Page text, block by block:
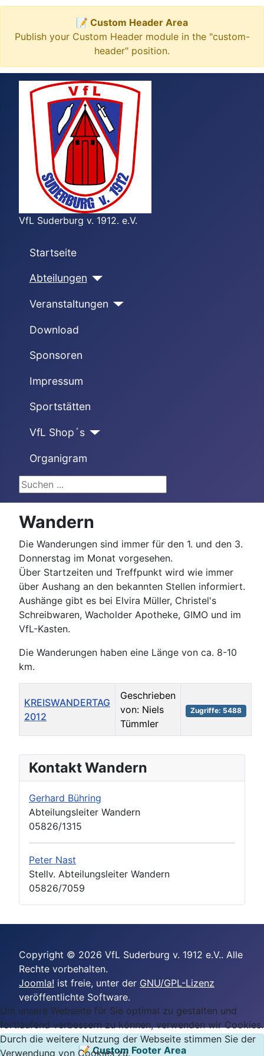
📝 Custom Header Area
Publish your Custom Header module in the "custom-
header" position.
VfL Suderburg v. 1912. e.V.
Startseite
Abteilungen
Veranstaltungen
Download
Sponsoren
Impressum
Sportstätten
VfL Shop´s
Organigram
Suchen ...
Kontakt Wandern
Gerhard Bühring
Abteilungsleiter Wandern
05826/1315
Peter Nast
Stellv. Abteilungsleiter Wandern
05826/7059
Wandern
Die Wanderungen sind immer für den 1. und den 3.
Donnerstag im Monat vorgesehen.
Über Startzeiten und Treffpunkt wird wie immer
über Aushang an den bekannten Stellen informiert.
Aushänge gibt es bei Elvira Müller, Christel's
Schreibwaren, Wacholder Apotheke, GIMO und im
VfL-Kasten.
Die Wanderungen haben eine Länge von ca. 8-10
km.
Zugriffe
KREISWANDERTAG
2012
Geschrieben
von: Niels
Tümmler
Zugriffe: 5488
Copyright © 2026 VfL Suderburg v. 1912 e.V.. Alle
Rechte vorbehalten.
Joomla! ist freie, unter der GNU/GPL-Lizenz
veröffentlichte Software.
Um unsere Webseite für Sie optimal zu gestalten und
fortlaufend verbessern zu können, verwenden wir Cookies.
Durch die weitere Nutzung der Webseite stimmen Sie der
Verwendung von Cookies zu.📝 Custom Footer Area